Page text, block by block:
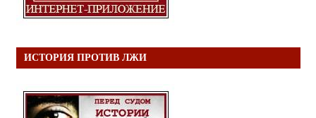
ИСТОРИЯ ПРОТИВ ЛЖИ